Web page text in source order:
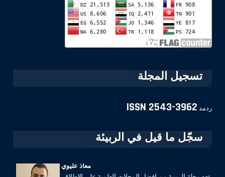
تسجيل المجلة
ردمد ISSN 2543-3962
سجّل ما قيل في الربيئة
تعد مجلة الربيبة من افضل المجلات العلمية على الاطلاق،